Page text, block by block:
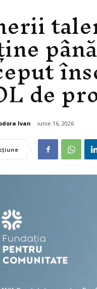
de
Ivan iunie 16, 2026